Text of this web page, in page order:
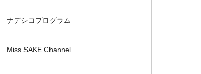
ナデシコプログラム
Miss SAKE Channel